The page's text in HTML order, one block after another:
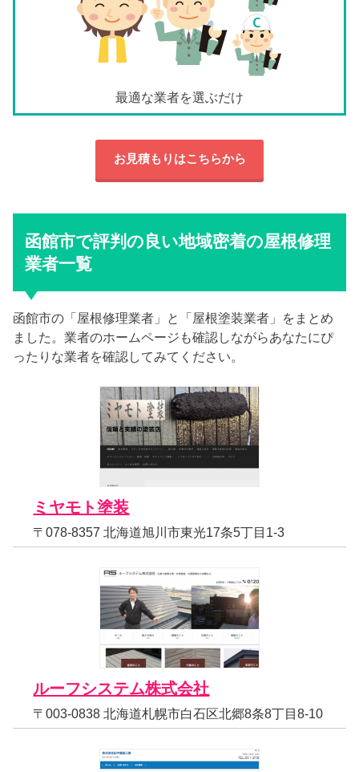
最適な業者を選ぶだけ
お見積もりはこちらから
函館市で評判の良い地域密着の屋根修理
業者一覧
函館市の「屋根修理業者」と「屋根塗装業者」をまとめ
ました。業者のホームページも確認しながらあなたにぴ
ったりな業者を確認してみてください。
ミヤモト塗装
〒078-8357 北海道旭川市東光17条5丁目1-3
ルーフシステム株式会社
〒003-0838 北海道札幌市白石区北郷8条8丁目8-10